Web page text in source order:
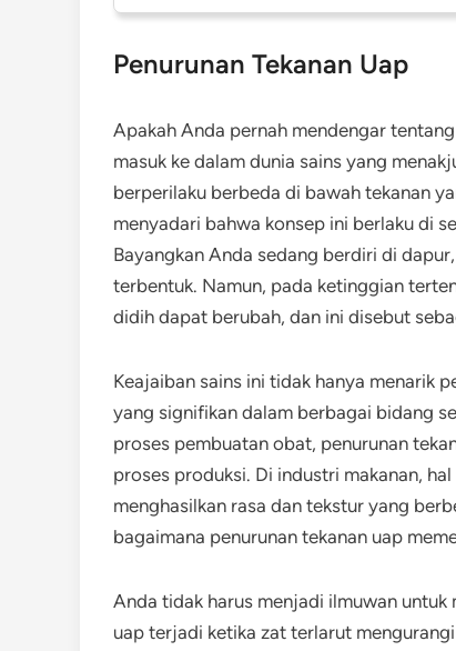
Penurunan Tekanan Uap
Apakah Anda pernah mendengar
masuk ke dalam dunia sains yang
berperilaku berbeda di bawah tekanan
menyadari bahwa konsep ini berlaku di
Bayangkan Anda sedang berdiri di
terbentuk. Namun, pada ketinggian
didih dapat berubah, dan ini disebut
Keajaiban sains ini tidak hanya menarik
yang signifikan dalam berbagai bidang
proses pembuatan obat, penurunan
proses produksi. Di industri makanan,
menghasilkan rasa dan tekstur yang
bagaimana penurunan tekanan uap
Anda tidak harus menjadi ilmuwan untuk
uap terjadi ketika zat terlarut